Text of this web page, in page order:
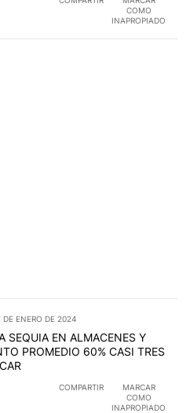
COMO
INAPROPIADO
DE ENERO DE 2024
SEQUIA EN ALMACENES Y
PROMEDIO 60% CASI TRES
COMPARTIR
MARCAR
COMO
INAPROPIADO